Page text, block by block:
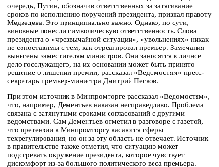
очередь, Путин, обозначив ответственных за затягивание
сроков по исполнению поручений президента, признал правоту
Медведева. Это принципиально важно. Однако, по сути,
виновные понесли символическую ответственность. Слова
президента о «чрезвычайной ситуации», «увольнениях» никак
не сопоставимы с тем, как отреагировал премьер. Замечания
вынесены заместителям министров. Они заносятся в личное
дело госслужащего, на их основании может быть принято
решение о лишении премии, рассказал «Ведомостям» пресс-
секретарь премьер-министра Дмитрий Песков.
При этом источник в Минпромторге рассказал «Ведомостям»,
что, например, Дементьев наказан несправедливо. Проблема
связана с затянутыми сроками согласований с другими
ведомствами. Сам Дементьев отметил в разговоре с газетой,
что претензии к Минпромторгу касаются сферы
техрегулирования, но он за эту область не отвечает. Источник
в правительстве также отметил, что ситуацию может
подогревать окружение президента, которое чувствует
дискомфорт из-за большого политического веса премьера.